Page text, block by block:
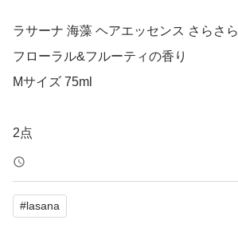
ラサーナ 海藻 ヘアエッセンス さらさら
フローラル&フルーティの香り
Mサイズ 75ml
2点
お値下げ不可となります。
#lasana